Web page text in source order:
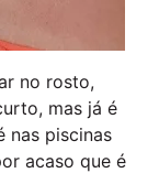
no rosto,
mas já é
nas piscinas
acaso que é